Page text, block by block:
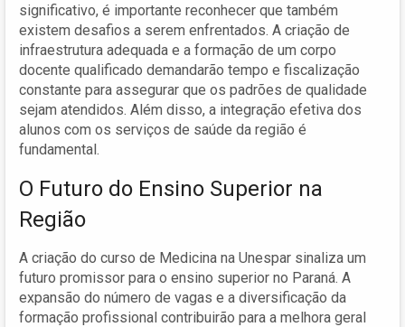
significativo, é importante reconhecer que também
existem desafios a serem enfrentados. A criação de
infraestrutura adequada e a formação de um corpo
docente qualificado demandarão tempo e fiscalização
constante para assegurar que os padrões de qualidade
sejam atendidos. Além disso, a integração efetiva dos
alunos com os serviços de saúde da região é
fundamental.
O Futuro do Ensino Superior na
Região
A criação do curso de Medicina na Unespar sinaliza um
futuro promissor para o ensino superior no Paraná. A
expansão do número de vagas e a diversificação da
formação profissional contribuirão para a melhora geral